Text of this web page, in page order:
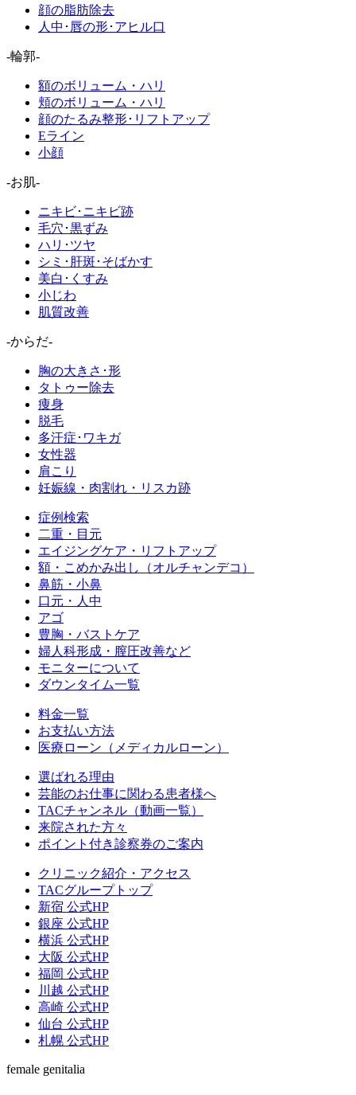
顔の脂肪除去
人中･唇の形･アヒル口
-輪郭-
額のボリューム・ハリ
頬のボリューム・ハリ
顔のたるみ整形･リフトアップ
Eライン
小顔
-お肌-
ニキビ･ニキビ跡
毛穴･黒ずみ
ハリ･ツヤ
シミ･肝斑･そばかす
美白･くすみ
小じわ
肌質改善
-からだ-
胸の大きさ･形
タトゥー除去
痩身
脱毛
多汗症･ワキガ
女性器
肩こり
妊娠線・肉割れ・リスカ跡
症例検索
二重・目元
エイジングケア・リフトアップ
額・こめかみ出し（オルチャンデコ）
鼻筋・小鼻
口元・人中
アゴ
豊胸・バストケア
婦人科形成・膣圧改善など
モニターについて
ダウンタイム一覧
料金一覧
お支払い方法
医療ローン（メディカルローン）
選ばれる理由
芸能のお仕事に関わる患者様へ
TACチャンネル（動画一覧）
来院された方々
ポイント付き診察券のご案内
クリニック紹介・アクセス
TACグループトップ
新宿 公式HP
銀座 公式HP
横浜 公式HP
大阪 公式HP
福岡 公式HP
川越 公式HP
高崎 公式HP
仙台 公式HP
札幌 公式HP
female genitalia